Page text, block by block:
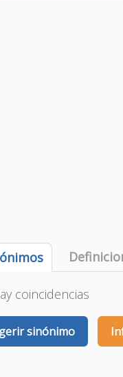
coincidencias
sinónimo